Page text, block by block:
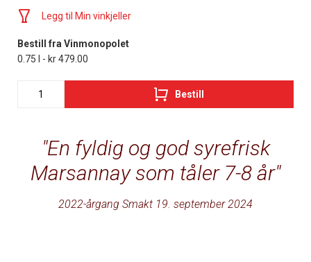
En fyldig og god syrefrisk
Marsannay som tåler 7-8 år
2022-årgang Smakt 19. september 2024
Legg til Min vinkjeller
Bestill fra Vinmonopolet
0.75 l - kr 479.00
Bestill